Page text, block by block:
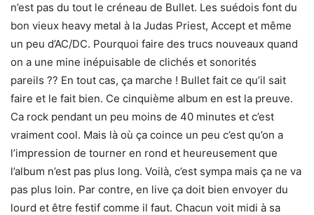
n’est pas du tout le créneau de Bullet. Les suédois font du
bon vieux heavy metal à la Judas Priest, Accept et même
un peu d’AC/DC. Pourquoi faire des trucs nouveaux quand
on a une mine inépuisable de clichés et sonorités
pareils ?? En tout cas, ça marche ! Bullet fait ce qu’il sait
faire et le fait bien. Ce cinquième album en est la preuve.
Ca rock pendant un peu moins de 40 minutes et c’est
vraiment cool. Mais là où ça coince un peu c’est qu’on a
l’impression de tourner en rond et heureusement que
l’album n’est pas plus long. Voilà, c’est sympa mais ça ne va
pas plus loin. Par contre, en live ça doit bien envoyer du
lourd et être festif comme il faut. Chacun voit midi à sa